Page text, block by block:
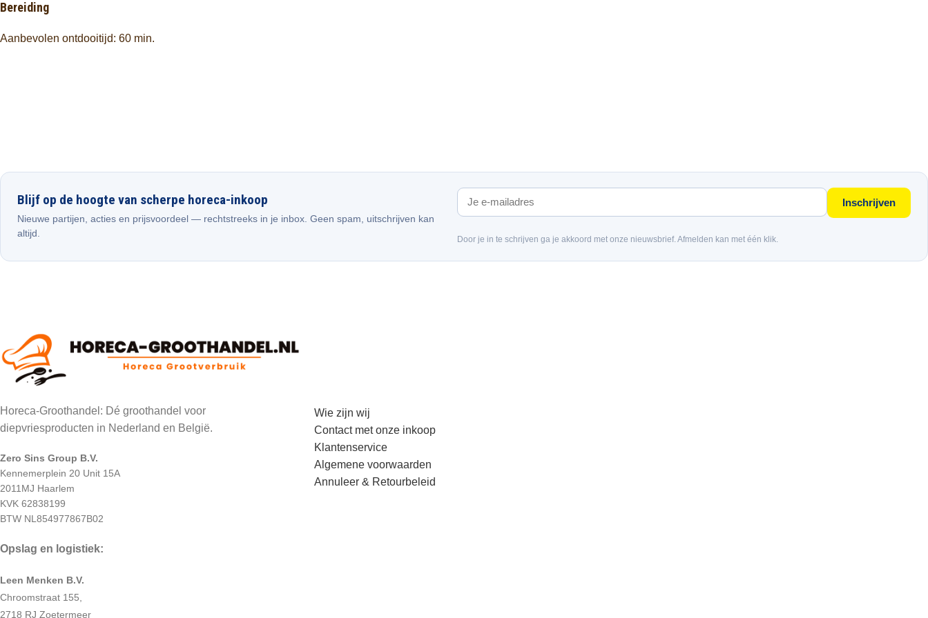
Bereiding
Aanbevolen ontdooitijd: 60 min.
Blijf op de hoogte van scherpe horeca-inkoop
Nieuwe partijen, acties en prijsvoordeel — rechtstreeks in je inbox. Geen spam, uitschrijven kan
altijd.
Inschrijven
Door je in te schrijven ga je akkoord met onze nieuwsbrief. Afmelden kan met één klik.
Horeca-Groothandel: Dé groothandel voor
diepvriesproducten in Nederland en België.
Zero Sins Group B.V.
Kennemerplein 20 Unit 15A
2011MJ Haarlem
KVK 62838199
BTW NL854977867B02
Opslag en logistiek:
Leen Menken B.V.
Chroomstraat 155,
2718 RJ Zoetermeer
Wie zijn wij
Contact met onze inkoop
Klantenservice
Algemene voorwaarden
Annuleer & Retourbeleid